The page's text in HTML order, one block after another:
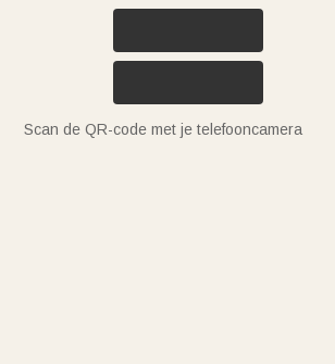
Scan de QR-code met je telefooncamera